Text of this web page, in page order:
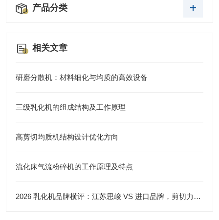
产品分类
相关文章
研磨分散机：材料细化与均质的高效设备
三级乳化机的组成结构及工作原理
高剪切均质机结构设计优化方向
流化床气流粉碎机的工作原理及特点
2026 乳化机品牌横评：江苏思峻 VS 进口品牌，剪切力与性价比谁更优？（附FAQ常见问题解答）